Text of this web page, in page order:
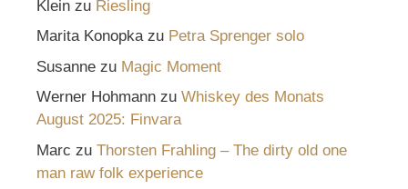
Klein zu Riesling
Marita Konopkazu Petra Sprenger solo
Susanne zu Magic Moment
Werner Hohmann zu Whiskey des Monats
August 2025: Finvara
Marc zu Thorsten Frahling – The dirty old one
man raw folk experience